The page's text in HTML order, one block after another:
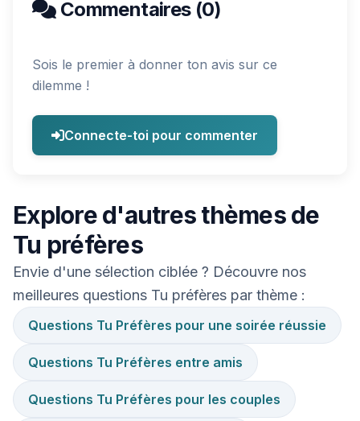
Commentaires (0)
Sois le premier à donner ton avis sur ce
dilemme !
Connecte-toi pour commenter
Explore d'autres thèmes de
Tu préfères
Envie d'une sélection ciblée ? Découvre nos
meilleures questions Tu préfères par thème :
Questions Tu Préfères pour une soirée réussie
Questions Tu Préfères entre amis
Questions Tu Préfères pour les couples